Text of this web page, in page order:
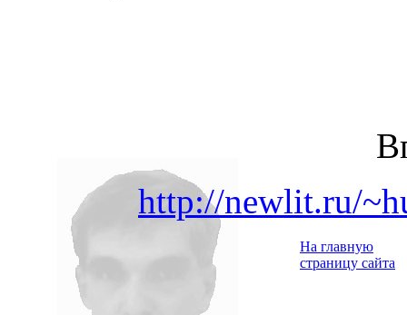
http://newlit.ru/
На главную
страницу сайта